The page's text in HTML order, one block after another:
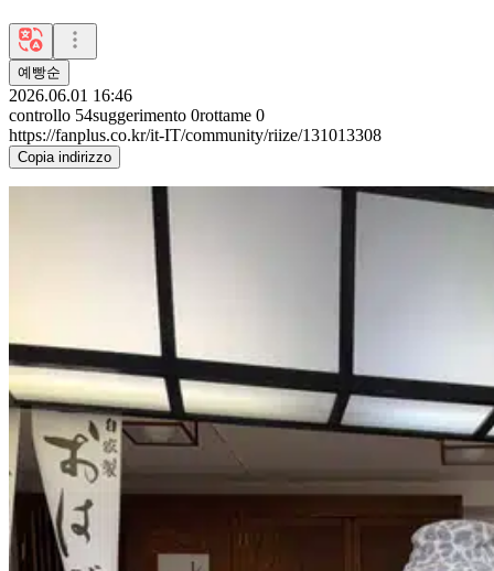
예빵순
2026.06.01 16:46
controllo 54suggerimento 0rottame 0
https://fanplus.co.kr/it-IT/community/riize/131013308
Copia indirizzo